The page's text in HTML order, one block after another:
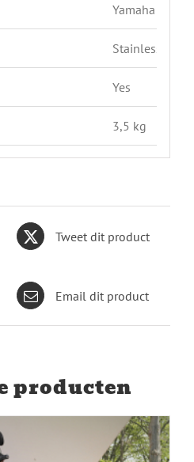
Yamaha XT
Stainless
Yes
3,5 kg
Tweet dit product
Email dit product
producten